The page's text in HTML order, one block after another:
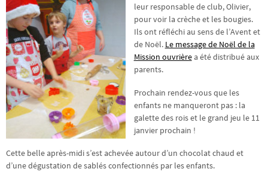
leur responsable de club, Olivier,
pour voir la crèche et les bougies.
Ils ont réfléchi au sens de l’Avent et
de Noël. Le message de Noël de la
Mission ouvrièrea été distribué aux
parents.
Prochain rendez-vous que les
enfants ne manqueront pas : la
galette des rois et le grand jeu le 11
janvier prochain !
Cette belle après-midi s’est achevée autour d’un chocolat chaud et
d’une dégustation de sablés confectionnés par les enfants.